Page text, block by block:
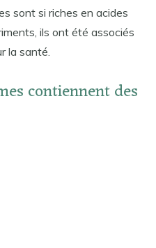
sont si riches en acides
ils ont été associés
la santé.
contiennent des